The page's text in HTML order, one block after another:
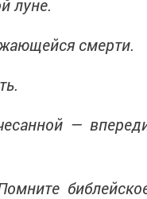
луне.
смерти.
—